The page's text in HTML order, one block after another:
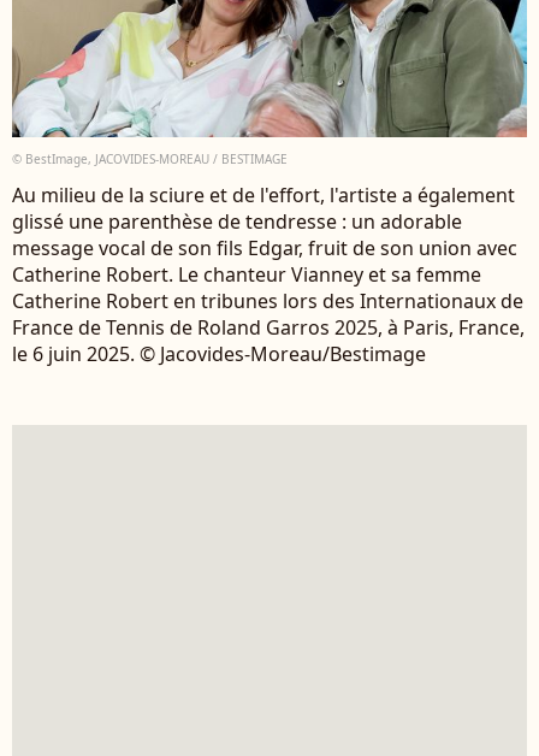
© BestImage, JACOVIDES-MOREAU / BESTIMAGE
Au milieu de la sciure et de l'effort, l'artiste a également
glissé une parenthèse de tendresse : un adorable
message vocal de son fils Edgar, fruit de son union avec
Catherine Robert. Le chanteur Vianney et sa femme
Catherine Robert en tribunes lors des Internationaux de
France de Tennis de Roland Garros 2025, à Paris, France,
le 6 juin 2025. © Jacovides-Moreau/Bestimage